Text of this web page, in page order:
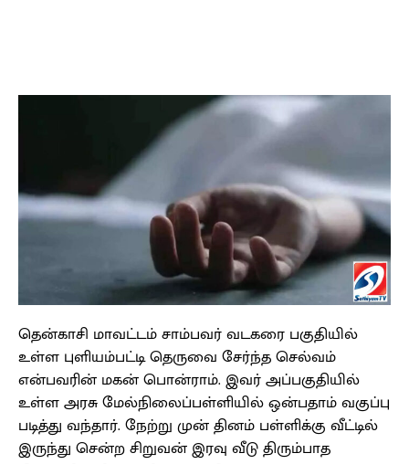
தென்காசி மாவட்டம் சாம்பவர் வடகரை பகுதியில்
உள்ள புளியம்பட்டி தெருவை சேர்ந்த செல்வம்
என்பவரின் மகன் பொன்ராம். இவர் அப்பகுதியில்
உள்ள அரசு மேல்நிலைப்பள்ளியில் ஒன்பதாம் வகுப்பு
படித்து வந்தார். நேற்று முன் தினம் பள்ளிக்கு வீட்டில்
இருந்து சென்ற சிறுவன் இரவு வீடு திரும்பாத